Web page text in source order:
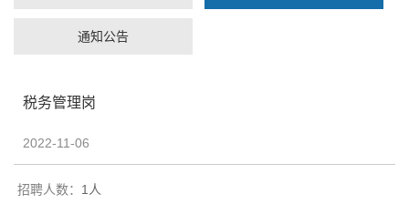
通知公告
税务管理岗
2022-11-06
招聘人数： 1人